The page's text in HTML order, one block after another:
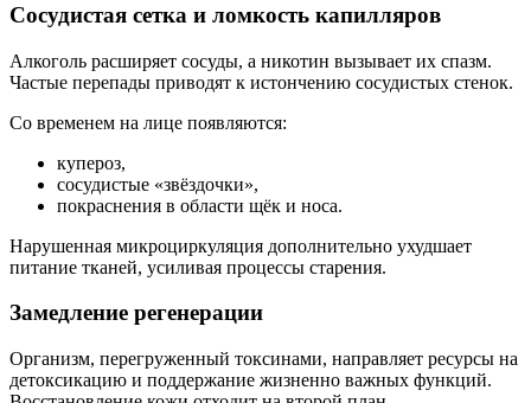
Сосудистая сетка и ломкость капилляров
Алкоголь расширяет сосуды, а никотин вызывает их спазм.
Частые перепады приводят к истончению сосудистых стенок.
Со временем на лице появляются:
купероз,
сосудистые «звёздочки»,
покраснения в области щёк и носа.
Нарушенная микроциркуляция дополнительно ухудшает
питание тканей, усиливая процессы старения.
Замедление регенерации
Организм, перегруженный токсинами, направляет ресурсы на
детоксикацию и поддержание жизненно важных функций.